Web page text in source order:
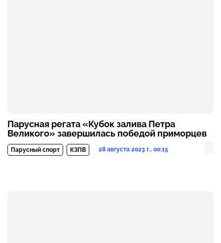
Парусная регата «Кубок залива Петра
Великого» завершилась победой приморцев
Парусный спорт КЗПВ 28 августа 2023 г., 00:15